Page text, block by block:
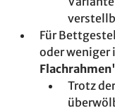
Für
oder weniger
Trotz